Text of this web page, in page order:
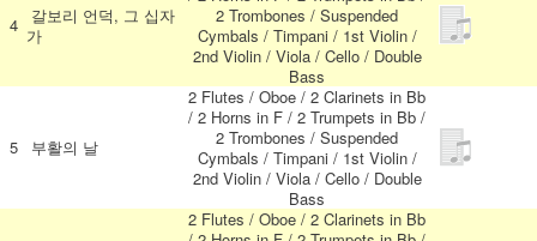
4
갈보리 언덕, 그 십자
가
2 Trombones / Suspended
Cymbals / Timpani / 1st Violin /
2nd Violin / Viola / Cello / Double
Bass
5 부활의 날
2 Flutes / Oboe / 2 Clarinets in Bb
/ 2 Horns in F / 2 Trumpets in Bb /
2 Trombones / Suspended
Cymbals / Timpani / 1st Violin /
2nd Violin / Viola / Cello / Double
Bass
2 Flutes / Oboe / 2 Clarinets in Bb